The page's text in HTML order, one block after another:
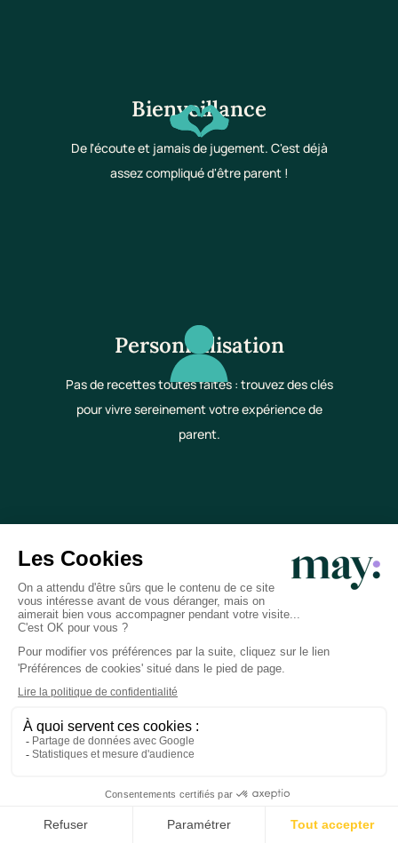
Bienveillance
De l'écoute et jamais de jugement. C'est déjà
assez compliqué d'être parent !
Personnalisation
Pas de recettes toutes faites : trouvez des clés
pour vivre sereinement votre expérience de
parent.
Confidentialité
Vos données sont sécurisées et soumises au
secret médical.